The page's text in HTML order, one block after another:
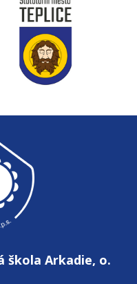
škola Arkadie, o.